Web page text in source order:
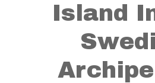
Island